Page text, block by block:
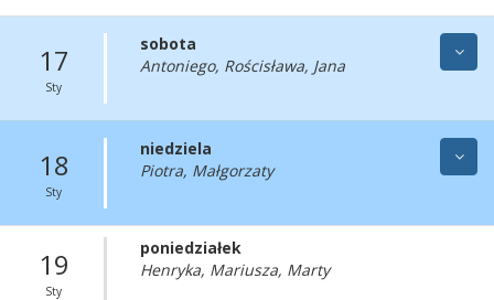
17
Sty
sobota
Antoniego, Rościsława, Jana
18
Sty
niedziela
Piotra, Małgorzaty
19
Sty
poniedziałek
Henryka, Mariusza, Marty